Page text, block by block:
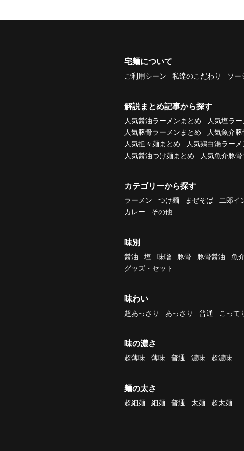
宅麺について
ご利用シーン 私達のこだわり ソー
解説まとめ記事から探す
人気醤油ラーメンまとめ 人気塩ラ
人気豚骨ラーメンまとめ
人気魚介
人気担々麺まとめ
人気鶏白湯ラー
人気醤油つけ麺まとめ
人気魚介豚
カテゴリーから探す
ラーメン つけ麺 まぜそば 二郎イ
カレー
その他
味別
醤油 塩 味噌 豚骨 豚骨醤油 魚
グッズ・セット
味わい
超あっさり あっさり 普通 こって
味の濃さ
超薄味 薄味 普通 濃味 超濃味
麺の太さ
超細麺 細麺 普通 太麺 超太麺